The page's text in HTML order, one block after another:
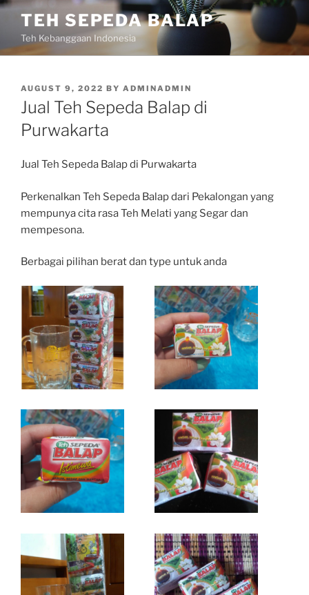
Skip
content
TEH SEPEDA BALAP
Teh Kebanggaan Indonesia
POSTED
ON
AUGUST 9, 2022 BY ADMINADMIN
Jual Teh Sepeda Balap di
Purwakarta
Jual Teh Sepeda Balap di Purwakarta
Perkenalkan Teh Sepeda Balap dari Pekalongan yang
mempunya cita rasa Teh Melati yang Segar dan
mempesona.
Berbagai pilihan berat dan type untuk anda